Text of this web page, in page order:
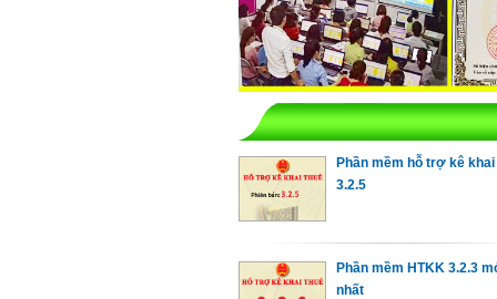
Phần mềm hỗ trợ kê
3.2.5
Phần mềm HTKK 3.2.3
nhất